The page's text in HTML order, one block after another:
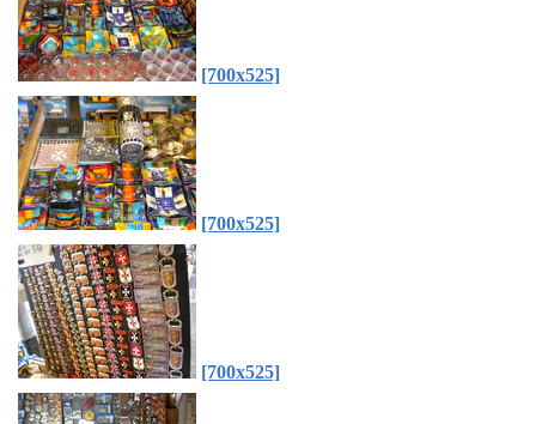
[700x525]
[700x525]
[700x525]